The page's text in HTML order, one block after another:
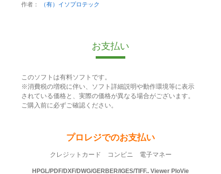
作者：
（有）イソプロテック
お支払い
このソフトは有料ソフトです。
※消費税の増税に伴い、ソフト詳細説明や動作環境等に表示
されている価格と、実際の価格が異なる場合がございます。
ご購入前に必ずご確認ください。
プロレジでのお支払い
クレジットカード コンビニ 電子マネー
HPGL/PDF/DXF/DWG/GERBER/IGES/TIFF.. Viewer PloVie